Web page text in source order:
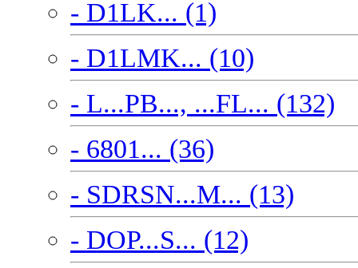
- D1LK... (1)
- D1LMK... (10)
- L...PB..., ...FL... (132)
- 6801... (36)
- SDRSN...M... (13)
- DOP...S... (12)